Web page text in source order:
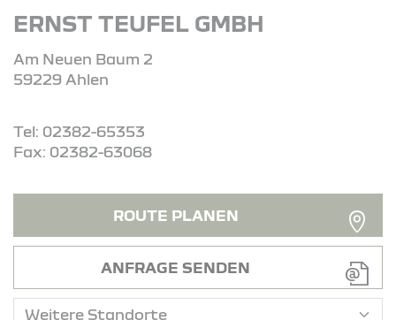
ERNST TEUFEL GMBH
Am Neuen Baum 2
59229 Ahlen
Tel: 02382-65353
Fax: 02382-63068
ROUTE PLANEN
ANFRAGE SENDEN